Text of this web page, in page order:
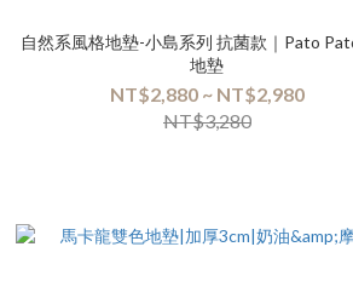
自然系風格地墊-小島系列 抗菌款｜Pato Pato巧拼
地墊
NT$2,880 ~ NT$2,980
NT$3,280